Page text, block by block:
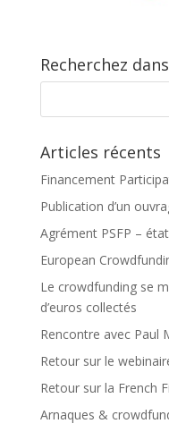
Recherchez
Articles récents
Financement
Publication d’un
Agrément PSFP –
European
Le crowdfunding se
d’euros collectés
Rencontre avec Paul
Retour sur le
Retour sur la French
Arnaques &